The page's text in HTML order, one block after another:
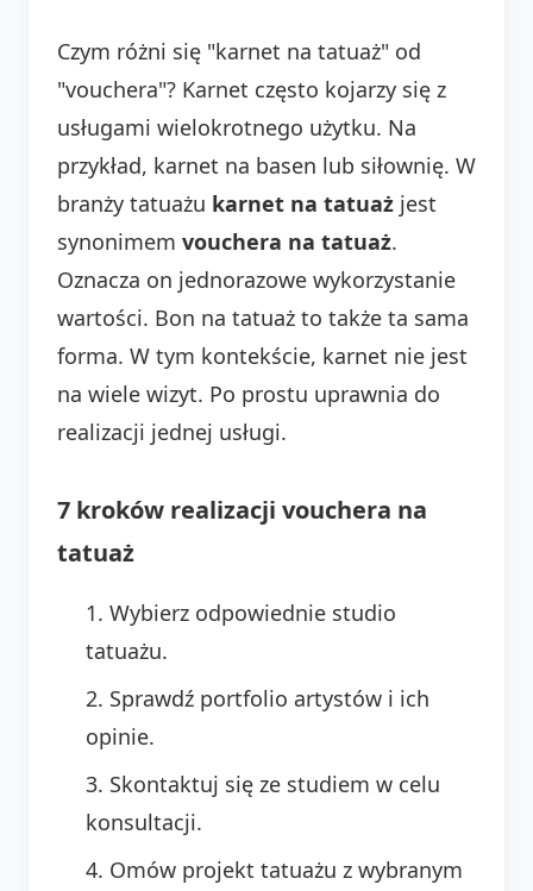
Czym różni się "karnet na tatuaż" od
"vouchera"? Karnet często kojarzy się z
usługami wielokrotnego użytku. Na
przykład, karnet na basen lub siłownię. W
branży tatuażu karnet na tatuaż jest
synonimem vouchera na tatuaż.
Oznacza on jednorazowe wykorzystanie
wartości. Bon na tatuaż to także ta sama
forma. W tym kontekście, karnet nie jest
na wiele wizyt. Po prostu uprawnia do
realizacji jednej usługi.
7 kroków realizacji vouchera na
tatuaż
Wybierz odpowiednie studio
tatuażu.
Sprawdź portfolio artystów i ich
opinie.
Skontaktuj się ze studiem w celu
konsultacji.
Omów projekt tatuażu z wybranym